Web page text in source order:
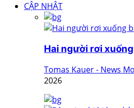
CẬP NHẬT
Hai người rơi
Tomas Kauer - News
2026